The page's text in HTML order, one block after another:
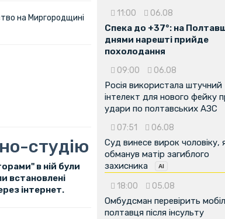
на Миргородщині
студію
в ній були
встановлені
інтернет.
11:00 06.08
Спека до +37°: на
днями нарешті прийде
похолодання
09:00 06.08
Росія використала штучний
інтелект для нового фейку
удари по полтавських АЗС
07:51 06.08
Суд винесе вирок чоловіку,
обманув матір загиблого
захисника
18:00 05.08
Омбудсман перевірить
полтавця після інсульту